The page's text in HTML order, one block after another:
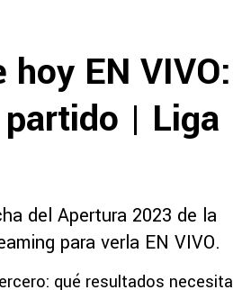
EN VIVO:
| Liga
del Apertura 2023 de la
para verla EN VIVO.
qué resultados necesita